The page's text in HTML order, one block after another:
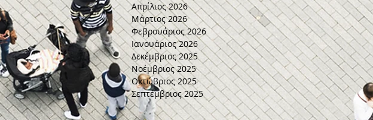
Απρίλιος 2026
Μάρτιος 2026
Φεβρουάριος 2026
Ιανουάριος 2026
Δεκέμβριος 2025
Νοέμβριος 2025
Οκτώβριος 2025
Σεπτέμβριος 2025